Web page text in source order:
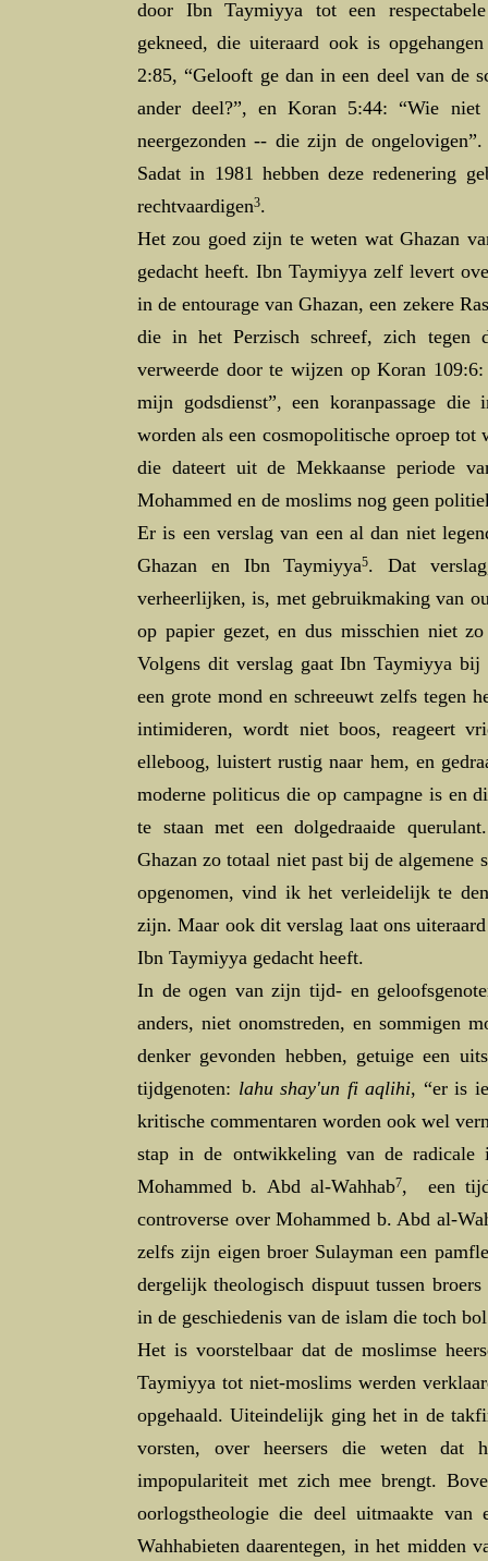
door Ibn Taymiyya tot een
gekneed, die uiteraard ook is
2:85, “Gelooft ge dan in een deel van de
ander deel?”, en Koran 5:44: “Wie
neergezonden -- die zijn de
Sadat in 1981 hebben deze redenering
rechtvaardigen3.
Het zou goed zijn te weten wat Ghazan
gedacht heeft. Ibn Taymiyya zelf levert
in de entourage van Ghazan, een zekere
die in het Perzisch schreef, zich tegen
verweerde door te wijzen op Koran
mijn godsdienst”, een koranpassage die
worden als een cosmopolitische oproep
die dateert uit de Mekkaanse periode
Mohammed en de moslims nog geen
Er is een verslag van een al dan niet
Ghazan en Ibn Taymiyya5. Dat
verheerlijken, is, met gebruikmaking van
op papier gezet, en dus misschien niet
Volgens dit verslag gaat Ibn Taymiyya
een grote mond en schreeuwt zelfs tegen
intimideren, wordt niet boos, reageert
elleboog, luistert rustig naar hem, en
moderne politicus die op campagne is en
te staan met een dolgedraaide
Ghazan zo totaal niet past bij de
opgenomen, vind ik het verleidelijk te
zijn. Maar ook dit verslag laat ons
Ibn Taymiyya gedacht heeft.
In de ogen van zijn tijd- en
anders, niet onomstreden, en sommigen
denker gevonden hebben, getuige een
tijdgenoten: lahu shay'un fi aqlihi, “er is
kritische commentaren worden ook wel
stap in de ontwikkeling van de radicale
Mohammed b. Abd al-Wahhab7, een
controverse over Mohammed b. Abd al-
zelfs zijn eigen broer Sulayman een
dergelijk theologisch dispuut tussen
in de geschiedenis van de islam die toch
Het is voorstelbaar dat de moslimse
Taymiyya tot niet-moslims werden
opgehaald. Uiteindelijk ging het in de
vorsten, over heersers die weten dat
impopulariteit met zich mee brengt.
oorlogstheologie die deel uitmaakte
Wahhabieten daarentegen, in het midden